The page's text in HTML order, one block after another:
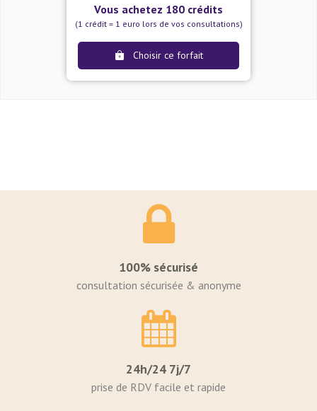
Vous achetez 180 crédits
(1 crédit = 1 euro lors de vos consultations)
Choisir ce forfait
100% sécurisé
consultation sécurisée & anonyme
24h/24 7j/7
prise de RDV facile et rapide